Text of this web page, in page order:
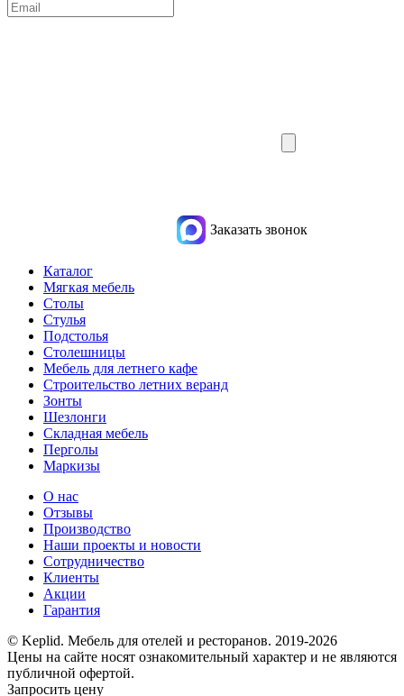
Заказать звонок
Каталог
Мягкая мебель
Столы
Стулья
Подстолья
Столешницы
Мебель для летнего кафе
Строительство летних веранд
Зонты
Шезлонги
Складная мебель
Перголы
Маркизы
О нас
Отзывы
Производство
Наши проекты и новости
Сотрудничество
Клиенты
Акции
Гарантия
© Keplid. Мебель для отелей и ресторанов. 2019-2026
Цены на сайте носят ознакомительный характер и не являются
публичной офертой.
Запросить цену